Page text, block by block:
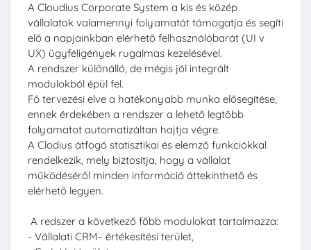
A Cloudius Corporate System a kis és közép
vállalatok valamennyi folyamatát támogatja és segíti
elő a napjainkban elérhető felhasználóbarát (UI v
UX) ügyféligények rugalmas kezelésével.
A rendszer különálló, de mégis jól integrált
modulokból épül fel.
Fő tervezési elve a hatékonyabb munka elősegítése,
ennek érdekében a rendszer a lehető legtöbb
folyamatot automatizáltan hajtja végre.
A Clodius átfogó statisztikai és elemző funkciókkal
rendelkezik, mely biztosítja, hogy a vállalat
működéséről minden információ áttekinthető és
elérhető legyen.
A redszer a következő főbb modulokat tartalmazza:
- Vállalati CRM– értékesítési terület,